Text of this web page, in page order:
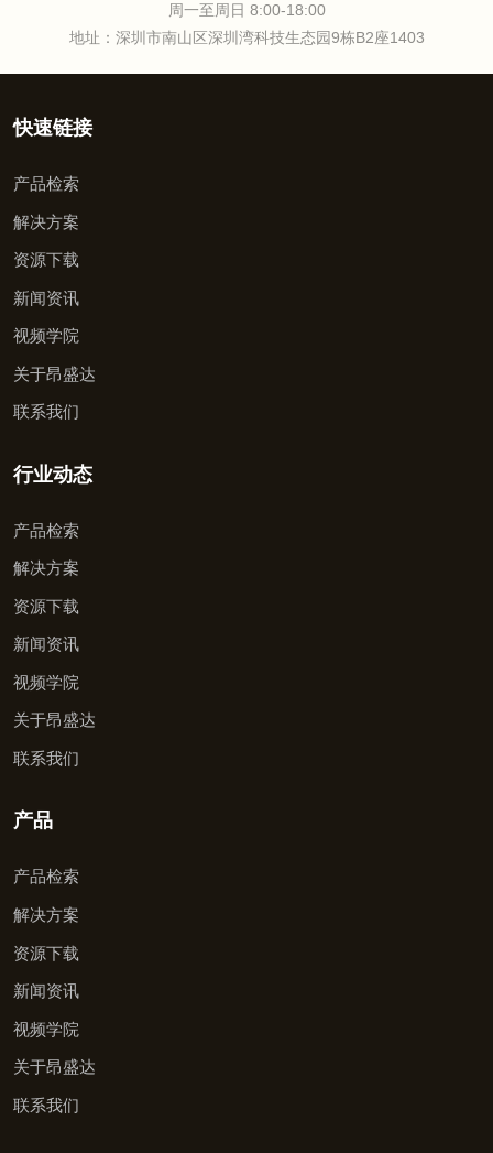
周一至周日 8:00-18:00
地址：深圳市南山区深圳湾科技生态园9栋B2座1403
快速链接
产品检索
解决方案
资源下载
新闻资讯
视频学院
关于昂盛达
联系我们
行业动态
产品检索
解决方案
资源下载
新闻资讯
视频学院
关于昂盛达
联系我们
产品
产品检索
解决方案
资源下载
新闻资讯
视频学院
关于昂盛达
联系我们